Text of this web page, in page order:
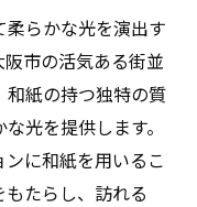
らかな光を演出す
市の活気ある街並
紙の持つ独特の質
光を提供します。
に和紙を用いるこ
たらし、訪れる